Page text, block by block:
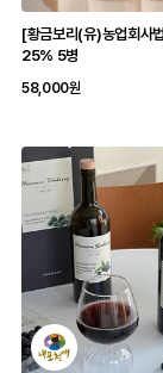
[황금보리(유)농업회사
25% 5병
58,000원